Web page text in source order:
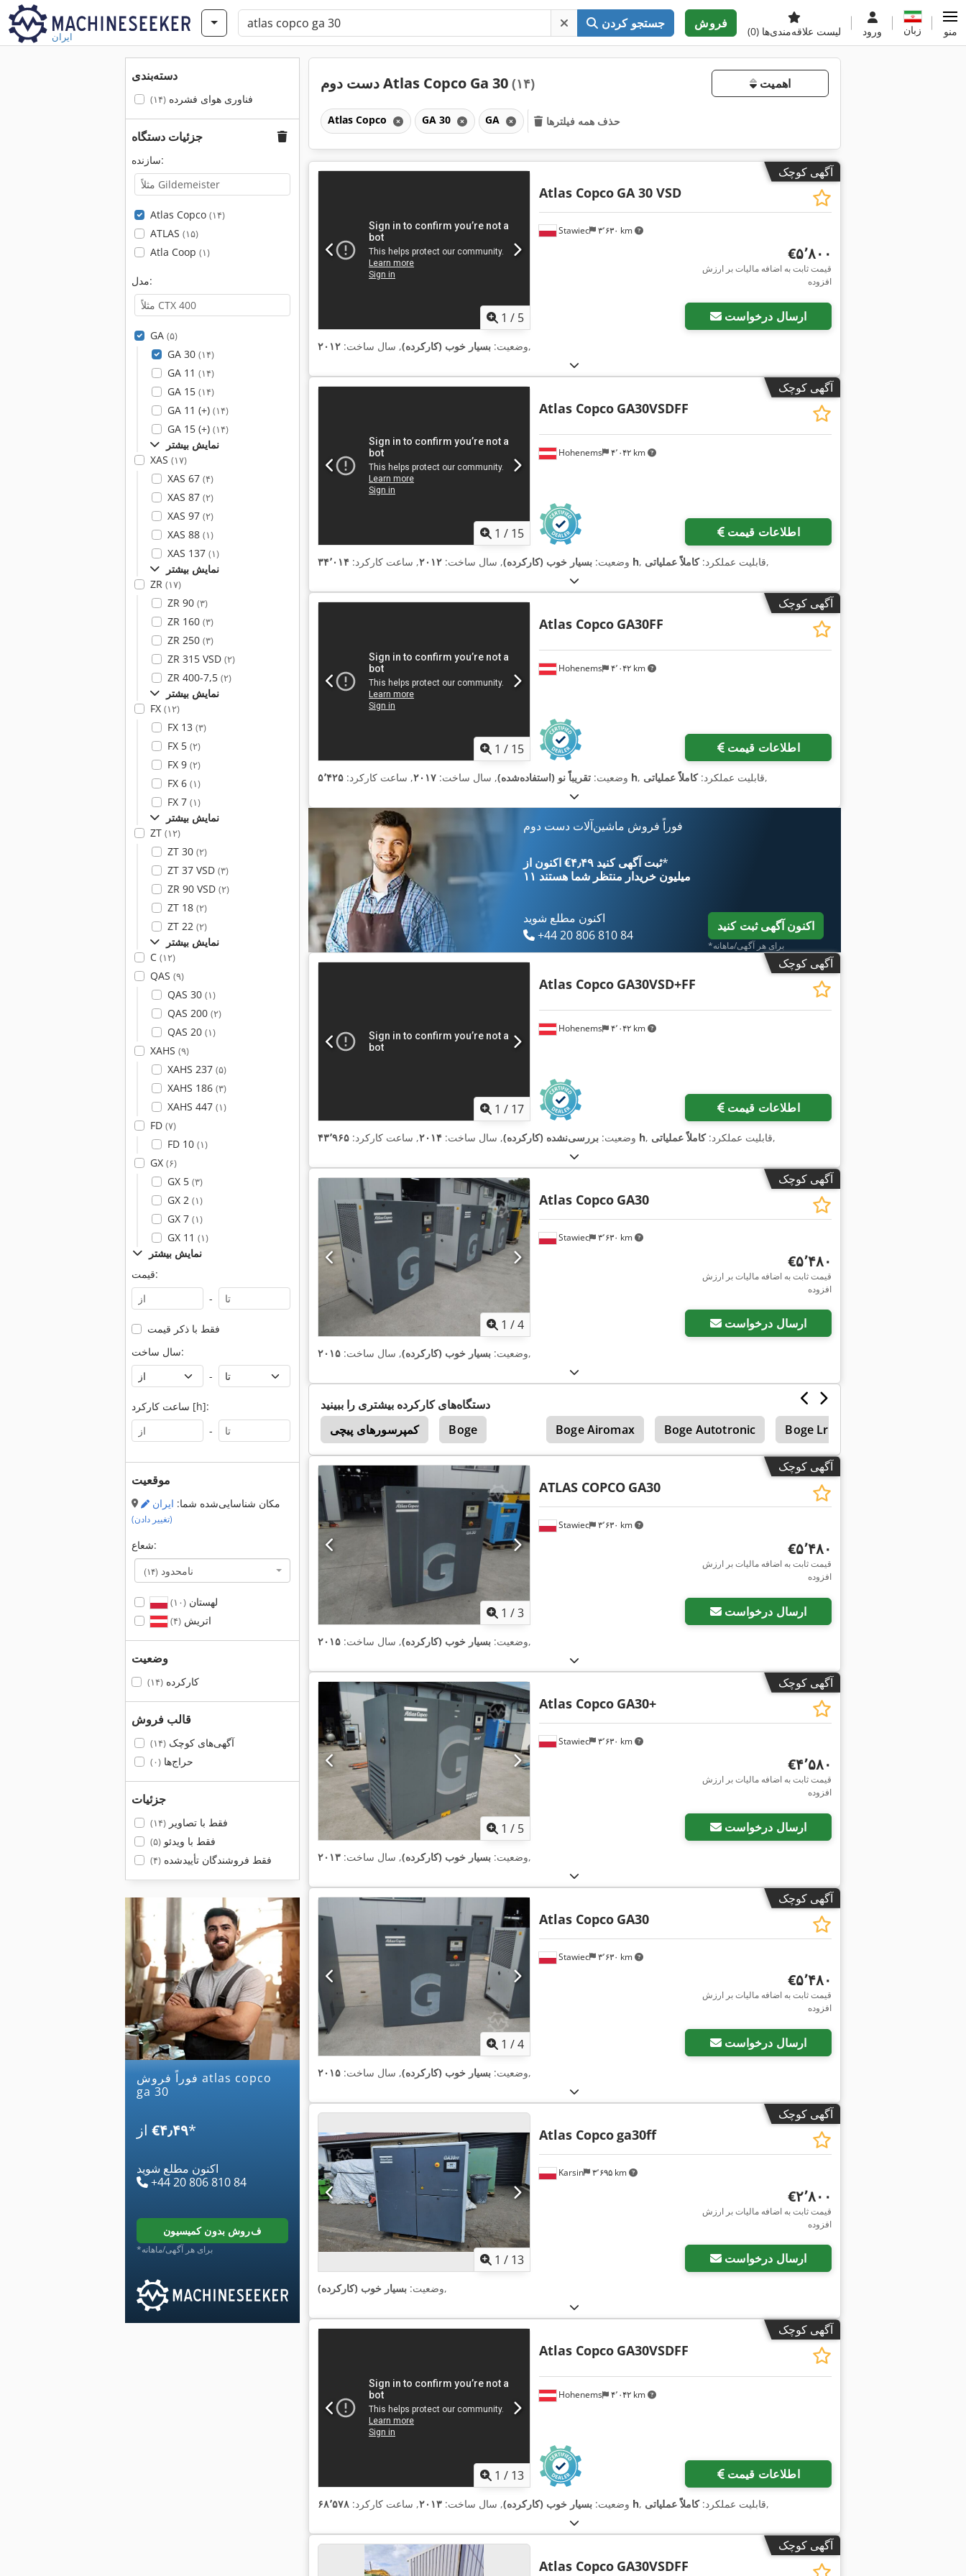
ایران
جستجو کردن فروش
لیست علاقه‌مندی‌ها (0) ورود زبان منو
دسته‌بندی
فناوری هوای فشرده(۱۴)
جزئیات دستگاه
سازنده:
Atlas Copco (۱۴)
ATLAS (۱۵)
Atla Coop (۱)
مدل:
GA (۵)
GA 30 (۱۴)
GA 11 (۱۴)
GA 15 (۱۴)
GA 11 (+) (۱۴)
GA 15 (+) (۱۴)
نمایش بیشتر
XAS (۱۷)
XAS 67 (۴)
XAS 87 (۲)
XAS 97 (۲)
XAS 88 (۱)
XAS 137 (۱)
نمایش بیشتر
ZR (۱۷)
ZR 90 (۳)
ZR 160 (۳)
ZR 250 (۳)
ZR 315 VSD (۲)
ZR 400-7,5 (۲)
نمایش بیشتر
FX (۱۲)
FX 13 (۳)
FX 5 (۲)
FX 9 (۲)
FX 6 (۱)
FX 7 (۱)
نمایش بیشتر
ZT (۱۲)
ZT 30 (۲)
ZT 37 VSD (۳)
ZR 90 VSD (۲)
ZT 18 (۲)
ZT 22 (۲)
نمایش بیشتر
C (۱۲)
QAS (۹)
QAS 30 (۱)
QAS 200 (۲)
QAS 20 (۱)
XAHS (۹)
XAHS 237 (۵)
XAHS 186 (۳)
XAHS 447 (۱)
FD (۷)
FD 10 (۱)
GX (۶)
GX 5 (۳)
GX 2 (۱)
GX 7 (۱)
GX 11 (۱)
نمایش بیشتر
قیمت:
-
فقط با ذکر قیمت
سال ساخت:
-
ساعت کارکرد [h]:
-
موقعیت
مکان شناسایی‌شده شما: ایران
(تغییر دادن)
شعاع:
نامحدود (۱۴)
لهستان(۱۰)
اتریش(۴)
وضعیت
کارکرده(۱۴)
قالب فروش
آگهی‌های کوچک(۱۴)
حراج‌ها(۰)
جزئیات
فقط با تصاویر(۱۴)
فقط با ویدئو(۵)
فقط فروشندگان تأییدشده(۴)
فوراً فروش atlas copco
ga 30
‎€۴٫۴۹*
اکنون مطلع شوید
+44 20 806 810 84
فروش بدون کمیسیون
*برای هر آگهی/ماهانه
دست دوم Atlas Copco Ga 30 (۱۴) اهمیت
Atlas Copco GA 30 GA حذف همه فیلترها
آگهی کوچک
1 / 5
Stawiec ۳٬۶۳۰ km
Atlas Copco GA 30 VSD
‎€۵٬۸۰۰
قیمت ثابت به اضافه مالیات بر ارزش
افزوده
ارسال درخواست
وضعیت: بسیار خوب (کارکرده), سال ساخت: ۲۰۱۲ ,
آگهی کوچک
1 / 15
Hohenems ۴٬۰۴۲ km
Atlas Copco GA30VSDFF
اطلاعات قیمت
وضعیت: بسیار خوب (کارکرده), سال ساخت: ۲۰۱۲, ساعت کارکرد: ۳۴٬۰۱۴ h , قابلیت عملکرد:کاملاً عملیاتی ,
آگهی کوچک
1 / 15
Hohenems ۴٬۰۴۲ km
Atlas Copco GA30FF
اطلاعات قیمت
وضعیت: تقریباً نو (استفاده‌شده), سال ساخت: ۲۰۱۷, ساعت کارکرد: ۵٬۴۲۵ h , قابلیت عملکرد:کاملاً عملیاتی ,
فوراً فروش ماشین‌آلات دست دوم
اکنون از ‎€۴٫۴۹ ثبت آگهی کنید*
۱۱ میلیون خریدار منتظر شما هستند
اکنون مطلع شوید
+44 20 806 810 84
اکنون آگهی ثبت کنید
*برای هر آگهی/ماهانه
آگهی کوچک
1 / 17
Hohenems ۴٬۰۴۲ km
Atlas Copco GA30VSD+FF
اطلاعات قیمت
وضعیت: بررسی‌نشده (کارکرده), سال ساخت: ۲۰۱۴, ساعت کارکرد: ۴۳٬۹۶۵ h , قابلیت عملکرد:کاملاً عملیاتی ,
آگهی کوچک
1 /4
Stawiec ۳٬۶۳۰ km
Atlas Copco GA30
‎€۵٬۴۸۰
قیمت ثابت به اضافه مالیات بر ارزش
افزوده
ارسال درخواست
وضعیت: بسیار خوب (کارکرده), سال ساخت: ۲۰۱۵ ,
دستگاه‌های کارکرده بیشتری را ببینید
کمپرسورهای پیچی
Boge Boge Airomax Boge Autotronic Boge Lr
آگهی کوچک
1 /3
Stawiec ۳٬۶۳۰ km
ATLAS COPCO GA30
‎€۵٬۴۸۰
قیمت ثابت به اضافه مالیات بر ارزش
افزوده
ارسال درخواست
وضعیت: بسیار خوب (کارکرده), سال ساخت: ۲۰۱۵ ,
آگهی کوچک
1 / 5
Stawiec ۳٬۶۳۰ km
Atlas Copco GA30+
‎€۴٬۵۸۰
قیمت ثابت به اضافه مالیات بر ارزش
افزوده
ارسال درخواست
وضعیت: بسیار خوب (کارکرده), سال ساخت: ۲۰۱۳ ,
آگهی کوچک
1 /4
Stawiec ۳٬۶۳۰ km
Atlas Copco GA30
‎€۵٬۴۸۰
قیمت ثابت به اضافه مالیات بر ارزش
افزوده
ارسال درخواست
وضعیت: بسیار خوب (کارکرده), سال ساخت: ۲۰۱۵ ,
آگهی کوچک
1 / 13
Karsin ۳٬۶۹۵ km
Atlas Copcoga30ff
‎€۲٬۸۰۰
قیمت ثابت به اضافه مالیات بر ارزش
افزوده
ارسال درخواست
وضعیت: بسیار خوب (کارکرده) ,
آگهی کوچک
1 / 13
Hohenems ۴٬۰۴۲ km
Atlas Copco GA30VSDFF
اطلاعات قیمت
وضعیت: بسیار خوب (کارکرده), سال ساخت: ۲۰۱۳, ساعت کارکرد: ۶۸٬۵۷۸ h , قابلیت عملکرد:کاملاً عملیاتی ,
آگهی کوچک
Atlas Copco GA30VSDFF